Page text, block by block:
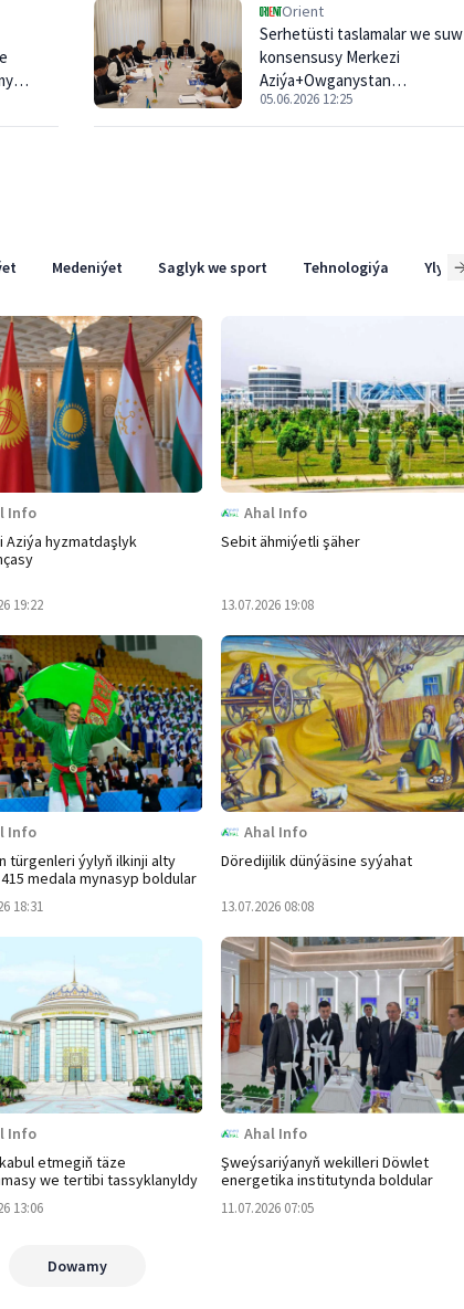
Orient
Serhetüsti taslamalar we suw
konsensusy Merkezi
Aziýa+Owganystan
formatynyň geljegini
kesgitleýär
05.06.2026 12:25
Medeniýet Saglyk we sport Tehnologiýa Ylym
Info
Aziýa hyzmatdaşlyk
19:22
Ahal Info
Sebit ähmiýetli şäher
13.07.2026 19:08
Info
türgenleri ýylyň ilkinji alty
medala mynasyp boldular
18:31
Ahal Info
Döredijilik dünýäsine syýahat
13.07.2026 08:08
Info
etmegiň täze
we tertibi tassyklanyldy
13:06
Ahal Info
Şweýsariýanyň wekilleri Döwlet
energetika institutynda boldular
11.07.2026 07:05
Dowamy